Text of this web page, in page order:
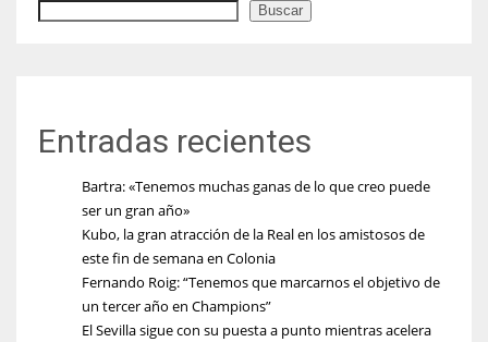
Buscar
Entradas recientes
Bartra: «Tenemos muchas ganas de lo que creo puede
ser un gran año»
Kubo, la gran atracción de la Real en los amistosos de
este fin de semana en Colonia
Fernando Roig: “Tenemos que marcarnos el objetivo de
un tercer año en Champions”
El Sevilla sigue con su puesta a punto mientras acelera